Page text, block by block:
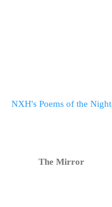
NXH's Poems of the Night
The Mirror